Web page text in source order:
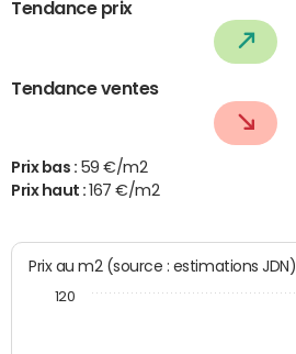
Tendance prix
Tendance ventes
Prix bas : 59 €/m2
Prix haut : 167 €/m2
Prix au m2 (source : estimations JDN)
120